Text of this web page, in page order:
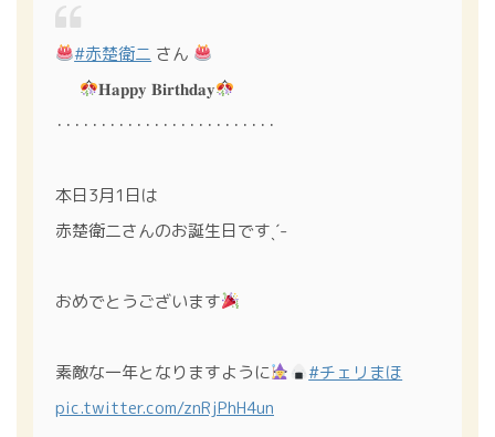
#赤楚衛二 さん
𝐇𝐚𝐩𝐩𝐲 𝐁𝐢𝐫𝐭𝐡𝐝𝐚𝐲
･････････････････････････
本日3月1日は
赤楚衛二さんのお誕生日ですˎˊ˗
おめでとうございます
素敵な一年となりますように
#チェリまほ
pic.twitter.com/znRjPhH4un